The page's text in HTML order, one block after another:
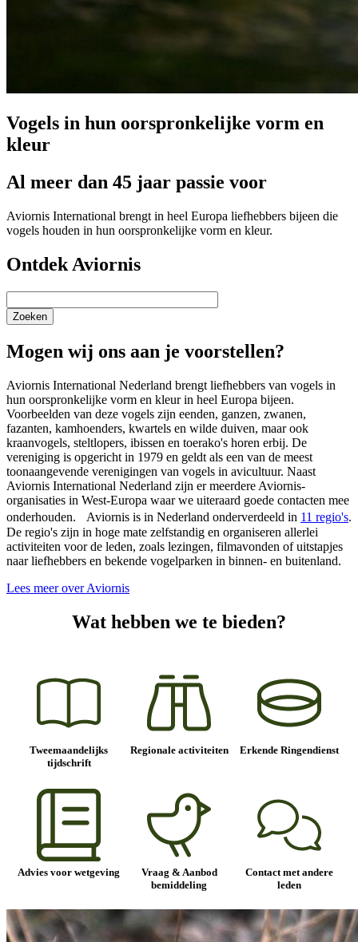
Vogels in hun oorspronkelijke vorm en
kleur
Al meer dan 45 jaar passie voor
Aviornis International brengt in heel Europa liefhebbers bijeen die
vogels houden in hun oorspronkelijke vorm en kleur.
Ontdek Aviornis
Mogen wij ons aan je voorstellen?
Aviornis International Nederland brengt liefhebbers van vogels in
hun oorspronkelijke vorm en kleur in heel Europa bijeen.
Voorbeelden van deze vogels zijn eenden, ganzen, zwanen,
fazanten, kamhoenders, kwartels en wilde duiven, maar ook
kraanvogels, steltlopers, ibissen en toerako's horen erbij. De
vereniging is opgericht in 1979 en geldt als een van de meest
toonaangevende verenigingen van vogels in avicultuur. Naast
Aviornis International Nederland zijn er meerdere Aviornis-
organisaties in West-Europa waar we uiteraard goede contacten mee
onderhouden. Aviornis is in Nederland onderverdeeld in 11 regio's.
De regio's zijn in hoge mate zelfstandig en organiseren allerlei
activiteiten voor de leden, zoals lezingen, filmavonden of uitstapjes
naar liefhebbers en bekende vogelparken in binnen- en buitenland.
Lees meer over Aviornis
Wat hebben we te bieden?
Tweemaandelijks
tijdschrift
Regionale activiteiten Erkende Ringendienst
Advies voor wetgeving
Vraag & Aanbod
bemiddeling
Contact met andere
leden